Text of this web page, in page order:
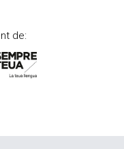
de: